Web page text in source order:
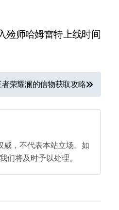
师哈姆雷特上线时间
者荣耀澜的信物获取攻略
威，不代表本站立场。如
们将及时予以处理。